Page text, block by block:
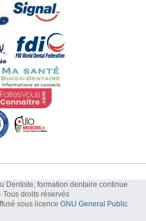
Dentiste, formation dentaire continue
Tous droits réservés
sous licence GNU General Public